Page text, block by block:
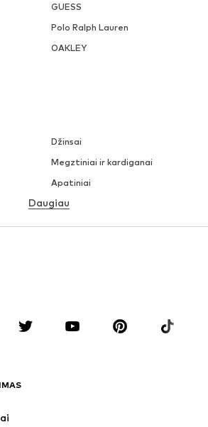
GUESS
Polo Ralph Lauren
OAKLEY
Džinsai
Megztiniai ir kardiganai
Apatiniai
Marškiniai
Kostiumai ir švarkai
Daugiau